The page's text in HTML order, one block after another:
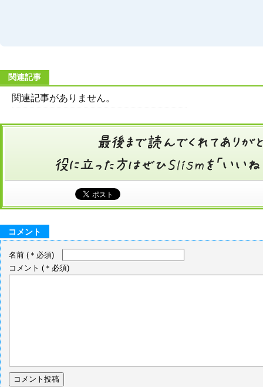
関連記事
関連記事がありません。
コメント
名前 (＊必須)
コメント (＊必須)